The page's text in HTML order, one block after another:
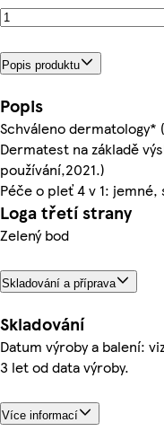
Popis produktu
Popis
Schváleno dermatology*
Dermatest na základě
používání,2021.)
Péče o pleť 4 v 1:
Loga třetí strany
Zelený bod
Skladování a příprava
Skladování
Datum výroby a balení:
3 let od data výroby.
Více informací